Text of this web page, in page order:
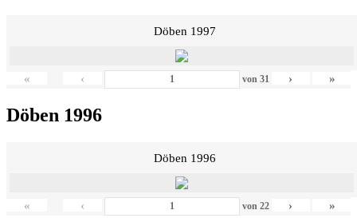
Döben 1997
« ‹ von 31 › »
Döben 1996
Döben 1996
« ‹ von 22 › »